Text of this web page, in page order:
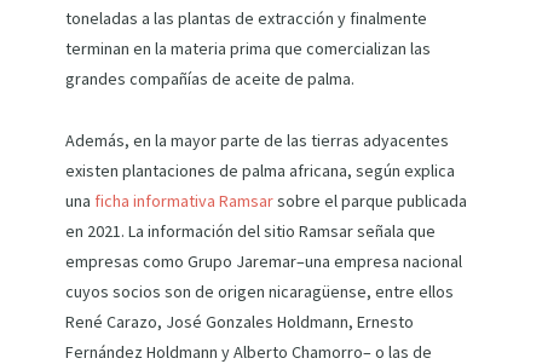
toneladas a las plantas de extracción y finalmente
terminan en la materia prima que comercializan las
grandes compañías de aceite de palma.
Además, en la mayor parte de las tierras adyacentes
existen plantaciones de palma africana, según explica
una ficha informativa Ramsarsobre el parque publicada
en 2021. La información del sitio Ramsar señala que
empresas como Grupo Jaremar–una empresa nacional
cuyos socios son de origen nicaragüense, entre ellos
René Carazo, José Gonzales Holdmann, Ernesto
Fernández Holdmann y Alberto Chamorro– o las de